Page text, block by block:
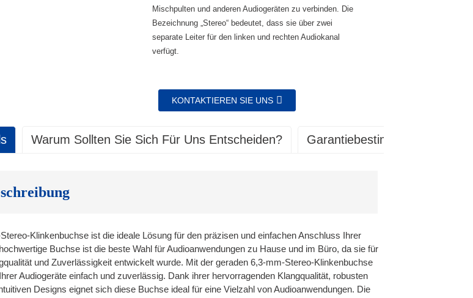
Mischpulten und anderen Audiogeräten zu verbinden. Die
Bezeichnung „Stereo“ bedeutet, dass sie über zwei
separate Leiter für den linken und rechten Audiokanal
verfügt.
KONTAKTIEREN SIE UNS
Warum Sollten Sie Sich Für Uns Entscheiden? Garantiebestimmungen
Klinkenbuchse ist die ideale Lösung für den präzisen und einfachen Anschluss Ihrer
Buchse ist die beste Wahl für Audioanwendungen zu Hause und im Büro, da sie für
und Zuverlässigkeit entwickelt wurde. Mit der geraden 6,3-mm-Stereo-Klinkenbuchse
Audiogeräte einfach und zuverlässig. Dank ihrer hervorragenden Klangqualität, robusten
Designs eignet sich diese Buchse ideal für eine Vielzahl von Audioanwendungen. Die
Stellen in verschiedenen Phasen des Produktionsprozesses.
Ansprechpartner im Vertrieb hilft Ihnen bei der Klärung von Fragen und Anliegen.
dass die Qualität unserer Produkte den vereinbarten Standards entspricht.
gewähren wir auf unsere Produkte eine Garantie gegen Material- und Verarbeitungsfehler für die Dauer
bieten innerhalb eines Jahres nach Erhalt Ersatz für defekte Ware an.
nach dem Kauf sind Sie nicht allein. Wir bieten Ihnen kontinuierlich Service und technischen Support.